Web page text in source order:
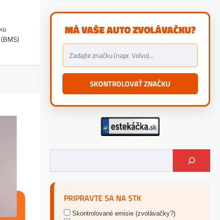
MÁ VAŠE AUTO ZVOLÁVAČKU?
SKONTROLOVAŤ ZNAČKU
PRIPRAVTE SA NA STK
Skontrolované emisie (zvolávačky?)